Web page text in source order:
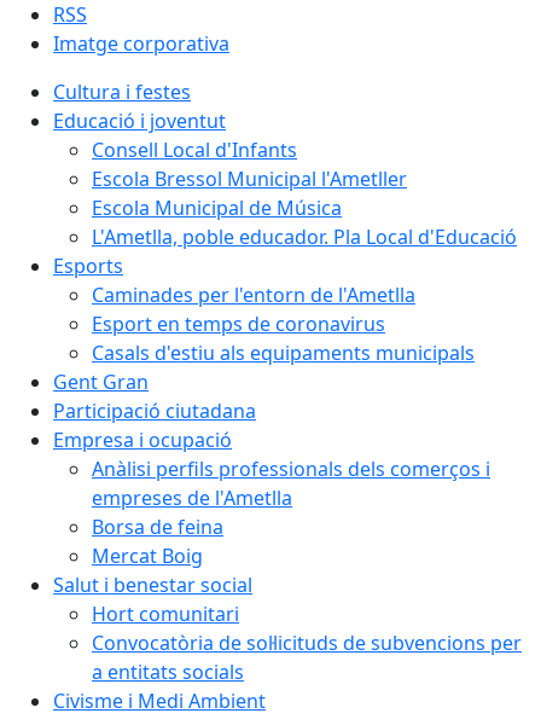
RSS
Imatge corporativa
Cultura i festes
Educació i joventut
Consell Local d'Infants
Escola Bressol Municipal l'Ametller
Escola Municipal de Música
L'Ametlla, poble educador. Pla Local d'Educació
Esports
Caminades per l'entorn de l'Ametlla
Esport en temps de coronavirus
Casals d'estiu als equipaments municipals
Gent Gran
Participació ciutadana
Empresa i ocupació
Anàlisi perfils professionals dels comerços i
empreses de l'Ametlla
Borsa de feina
Mercat Boig
Salut i benestar social
Hort comunitari
Convocatòria de sol·licituds de subvencions per
a entitats socials
Civisme i Medi Ambient